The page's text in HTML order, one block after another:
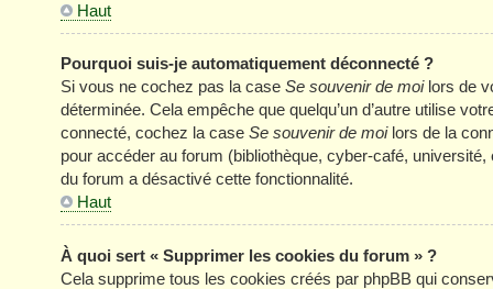
Haut
Pourquoi suis-je automatiquement déconnecté ?
Si vous ne cochez pas la case Se souvenir de moilors de
déterminée. Cela empêche que quelqu’un d’autre utilise
connecté, cochez la case Se souvenir de moilors de la
pour accéder au forum (bibliothèque, cyber-café,
du forum a désactivé cette fonctionnalité.
Haut
À quoi sert « Supprimer les cookies du forum » ?
Cela supprime tous les cookies créés par phpBB qui